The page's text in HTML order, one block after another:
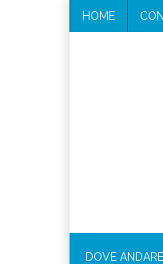
HOME
DOVE ANDARE